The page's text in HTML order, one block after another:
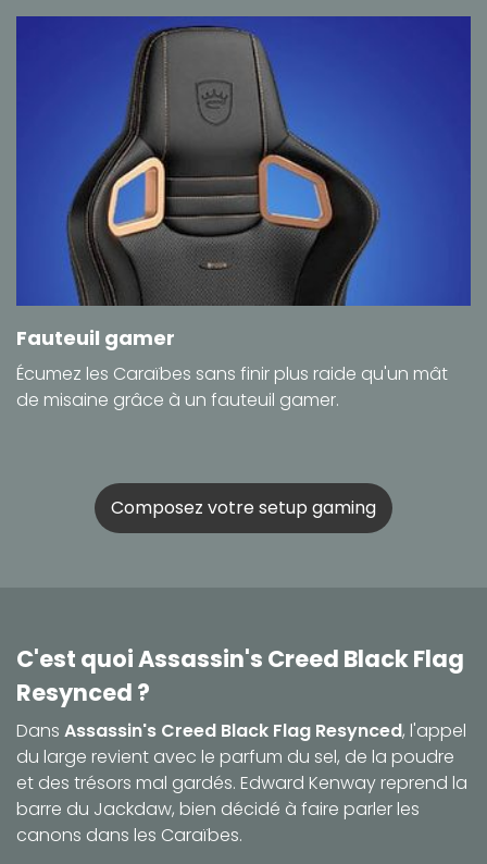
Fauteuil gamer
Écumez les Caraïbes sans finir plus raide qu'un mât
de misaine grâce à un fauteuil gamer.
Composez votre setup gaming
C'est quoi Assassin's Creed Black Flag
Resynced ?
Dans Assassin's Creed Black Flag Resynced, l'appel
du large revient avec le parfum du sel, de la poudre
et des trésors mal gardés. Edward Kenway reprend la
barre du Jackdaw, bien décidé à faire parler les
canons dans les Caraïbes.